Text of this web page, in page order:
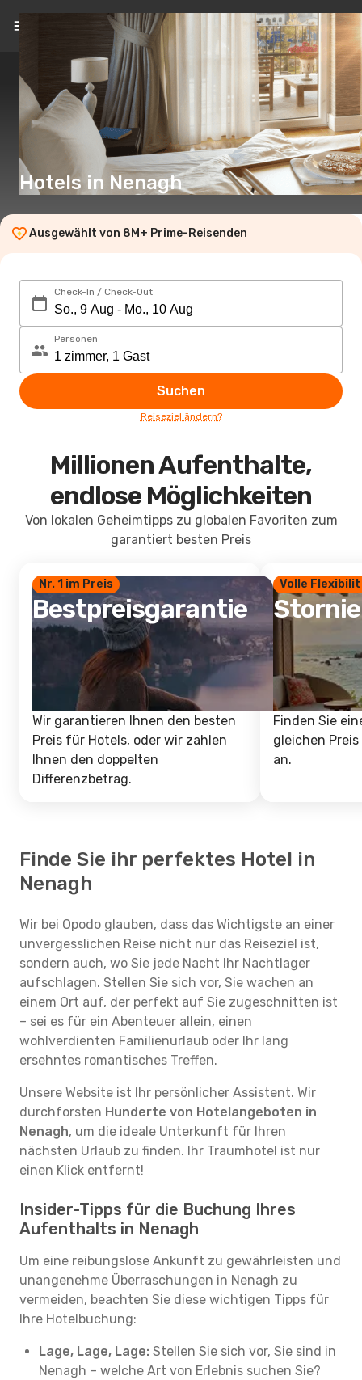
DE(€)
Hotels in Nenagh
Ausgewählt von 8M+ Prime-Reisenden
Check-In / Check-Out
Personen
Suchen
Reiseziel ändern?
Millionen Aufenthalte,
endlose Möglichkeiten
Von lokalen Geheimtipps zu globalen Favoriten zum
garantiert besten Preis
Nr. 1 im Preis
Bestpreisgarantie
Wir garantieren Ihnen den besten
Preis für Hotels, oder wir zahlen
Ihnen den doppelten
Differenzbetrag.
Volle
Finden Sie
gleichen
an.
Finde Sie ihr perfektes Hotel in
Nenagh
Wir bei Opodo glauben, dass das Wichtigste an einer
unvergesslichen Reise nicht nur das Reiseziel ist,
sondern auch, wo Sie jede Nacht Ihr Nachtlager
aufschlagen. Stellen Sie sich vor, Sie wachen an
einem Ort auf, der perfekt auf Sie zugeschnitten ist
– sei es für ein Abenteuer allein, einen
wohlverdienten Familienurlaub oder Ihr lang
ersehntes romantisches Treffen.
Unsere Website ist Ihr persönlicher Assistent. Wir
durchforsten Hunderte von Hotelangeboten in
Nenagh, um die ideale Unterkunft für Ihren
nächsten Urlaub zu finden. Ihr Traumhotel ist nur
einen Klick entfernt!
Insider-Tipps für die Buchung Ihres
Aufenthalts in Nenagh
Um eine reibungslose Ankunft zu gewährleisten und
unangenehme Überraschungen in Nenagh zu
vermeiden, beachten Sie diese wichtigen Tipps für
Ihre Hotelbuchung:
Lage, Lage, Lage: Stellen Sie sich vor, Sie sind in
Nenagh – welche Art von Erlebnis suchen Sie?